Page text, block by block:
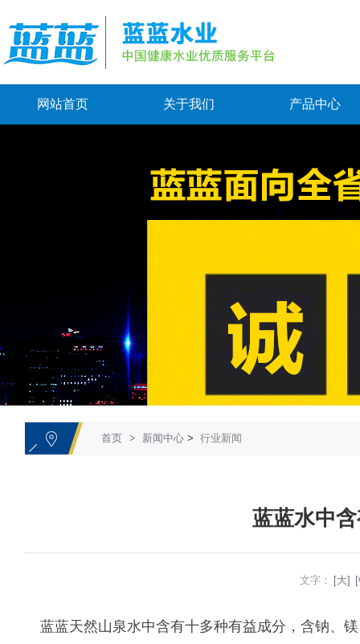
网站首页 关于我们 产品中心
1
首页 > 新闻中心 > 行业新闻
蓝蓝水中
文字： [大]
蓝蓝天然山泉水中含有十多种有益成分，含钠、